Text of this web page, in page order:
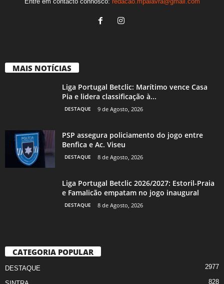
MAIS NOTÍCIAS
Liga Portugal Betclic: Marítimo vence Casa
Pia e lidera classificação à...
DESTAQUE 9 de Agosto, 2026
PSP assegura policiamento do jogo entre
Benfica e Ac. Viseu
DESTAQUE 8 de Agosto, 2026
Liga Portugal Betclic 2026/2027: Estoril-Praia
e Famalicão empatam no jogo inaugural
DESTAQUE 8 de Agosto, 2026
CATEGORIA POPULAR
DESTAQUE 2977
828